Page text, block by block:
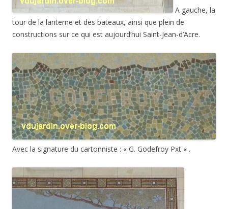
A gauche, la
tour de la lanterne et des bateaux, ainsi que plein de
constructions sur ce qui est aujourd’hui Saint-Jean-d’Acre.
Avec la signature du cartonniste : « G. Godefroy Pxt « .